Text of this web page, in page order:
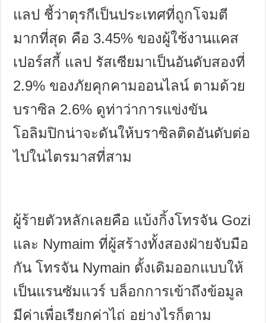
แลป ชี้ว่าตุรกีเป็นประเทศที่ถูกโจมตี
มากที่สุด คือ 3.45% ของผู้ใช้งานแคส
เปอร์สกี้ แลป รัสเซียมาเป็นอันดับสองที่
2.9% ของภัยคุกคามออนไลน์ ตามด้วย
บราซิล 2.6% ดูท่าว่าการแข่งขัน
โอลิมปิกน่าจะดันให้บราซิลติดอันดับต่อ
ไปในไตรมาสที่สาม
ผู้ร้ายตัวหลักเลยคือ แบ้งกิ้งโทรจัน Gozi
และ Nymaimที่ผู้สร้างทั้งสองฝ่ายจับมือ
กัน โทรจัน Nymain ดั้งเดิมออกแบบให้
เป็นแรนซัมแวร์ บล็อกการเข้าถึงข้อมูล
มีค่าเพื่อเรียกค่าไถ่ อย่างไรก็ตาม